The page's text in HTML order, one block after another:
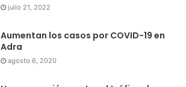
julio 21, 2022
Aumentan los casos por COVID-19 en
Adra
agosto 6, 2020